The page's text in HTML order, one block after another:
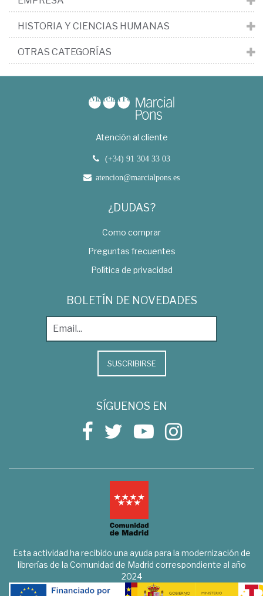
HISTORIA Y CIENCIAS HUMANAS
OTRAS CATEGORÍAS
Atención al cliente
(+34) 91 304 33 03
atencion@marcialpons.es
¿DUDAS?
Como comprar
Preguntas frecuentes
Política de privacidad
BOLETÍN DE NOVEDADES
SUSCRIBIRSE
SÍGUENOS EN
Esta actividad ha recibido una ayuda para la modernización de
librerías de la Comunidad de Madrid correspondiente al año
2024